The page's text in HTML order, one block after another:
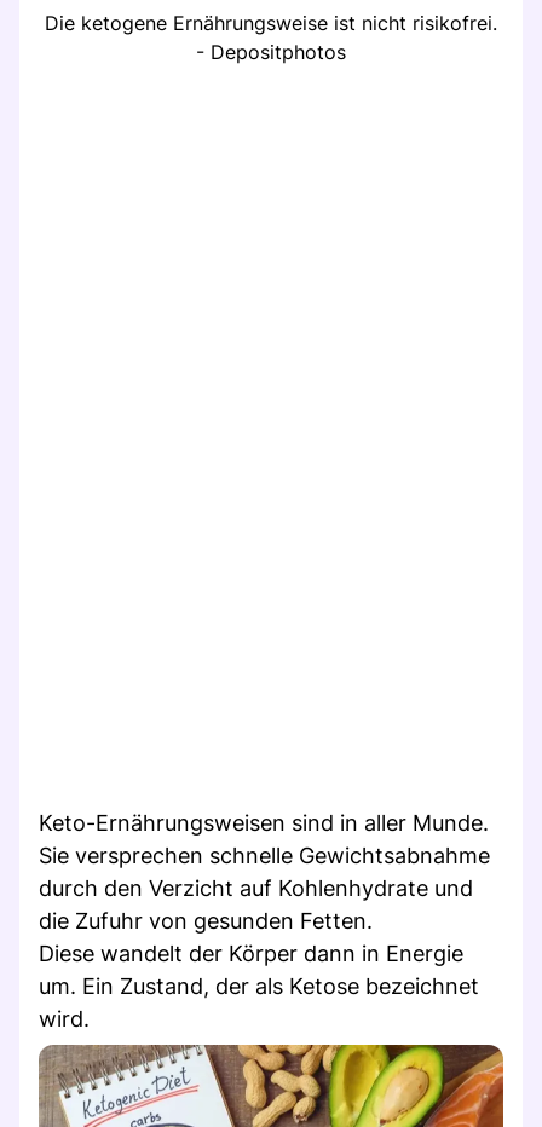
Die ketogene Ernährungsweise ist nicht risikofrei.
- Depositphotos
Keto-Ernährungsweisen sind in aller Munde.
Sie versprechen schnelle Gewichtsabnahme
durch den Verzicht auf Kohlenhydrate und
die Zufuhr von gesunden Fetten.
Diese wandelt der Körper dann in Energie
um. Ein Zustand, der als Ketose bezeichnet
wird.